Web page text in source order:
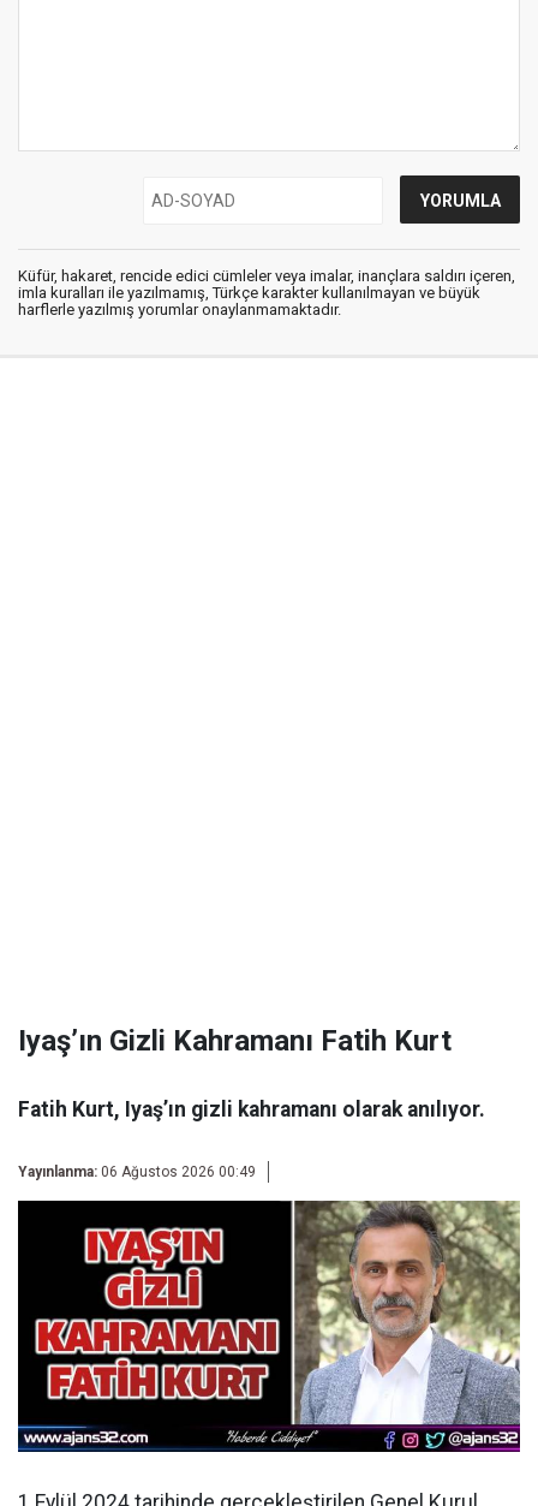
Küfür, hakaret, rencide edici cümleler veya imalar, inançlara saldırı içeren,
imla kuralları ile yazılmamış, Türkçe karakter kullanılmayan ve büyük
harflerle yazılmış yorumlar onaylanmamaktadır.
Iyaş’ın Gizli Kahramanı Fatih Kurt
Fatih Kurt, Iyaş’ın gizli kahramanı olarak anılıyor.
Yayınlanma: 06 Ağustos 2026 00:49